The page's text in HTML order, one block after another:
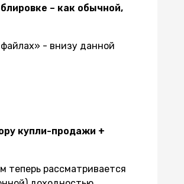
– как обычной,
- внизу данной
купли-продажи +
теперь рассматривается